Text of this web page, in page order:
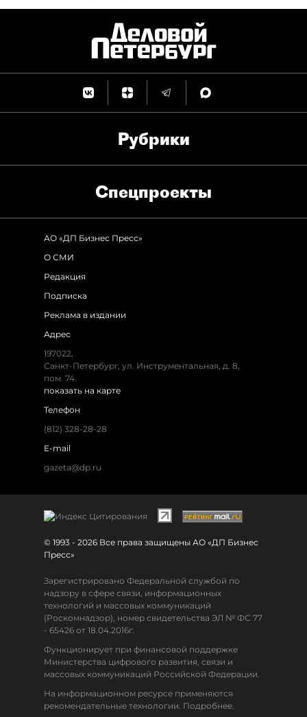
Рубрики
Спец­проекты
АО «ДП Бизнес Пресс»
О СМИ
Редакция
Подписка
Реклама в издании
Адрес
197022,
Санкт-Петербург, ул. Инструментальная, д. 8,
пом. 74.
показать на карте
Телефон
(812) 328-28-28
E-mail
gazeta@dp.ru
© 1993 - 2026 Все права защищены АО «ДП Бизнес
Пресс»
Зарегистрировано Федеральной службой по
надзору в сфере связи, информационных
технологий и массовых коммуникаций
(Роскомнадзор), номер свидетельства ЭЛ № ФС 77
- 65426 от 18.04.2016г.
Функционирует при финансовой поддержке
Министерства цифрового развития, связи и
массовых коммуникаций Российской Федерации.
На информационном ресурсе применяются
рекомендательные технологии. Подробнее.